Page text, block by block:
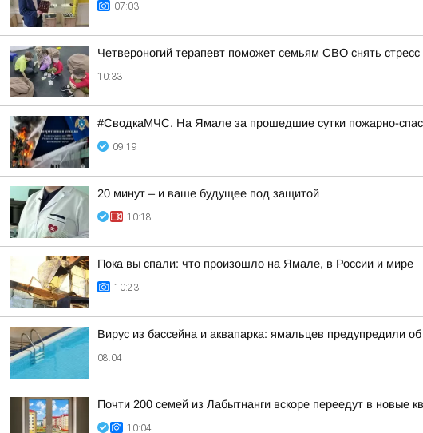
07:03
Четвероногий терапевт поможет семьям СВО снять стресс
10:33
#СводкаМЧС. На Ямале за прошедшие сутки пожарно-
09:19
20 минут – и ваше будущее под защитой
10:18
Пока вы спали: что произошло на Ямале, в России и мире
10:23
Вирус из бассейна и аквапарка: ямальцев предупредили
08:04
Почти 200 семей из Лабытнанги вскоре переедут в новые
10:04